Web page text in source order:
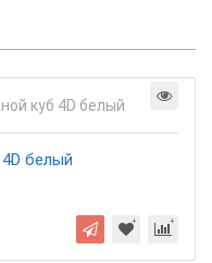
белый